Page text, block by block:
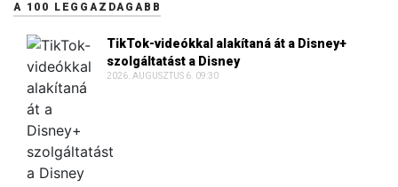
A 100 LEGGAZDAGABB
TikTok-videókkal alakítaná át a Disney+
szolgáltatást a Disney
2026. AUGUSZTUS 6. 09:30